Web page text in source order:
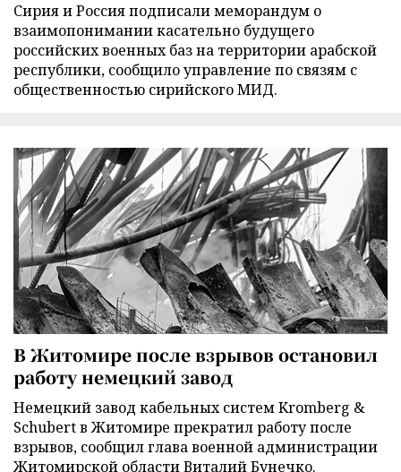
Сирия и Россия подписали меморандум о
взаимопонимании касательно будущего
российских военных баз на территории арабской
республики, сообщило управление по связям с
общественностью сирийского МИД.
В Житомире после взрывов остановил
работу немецкий завод
Немецкий завод кабельных систем Kromberg &
Schubert в Житомире прекратил работу после
взрывов, сообщил глава военной администрации
Житомирской области Виталий Бунечко.